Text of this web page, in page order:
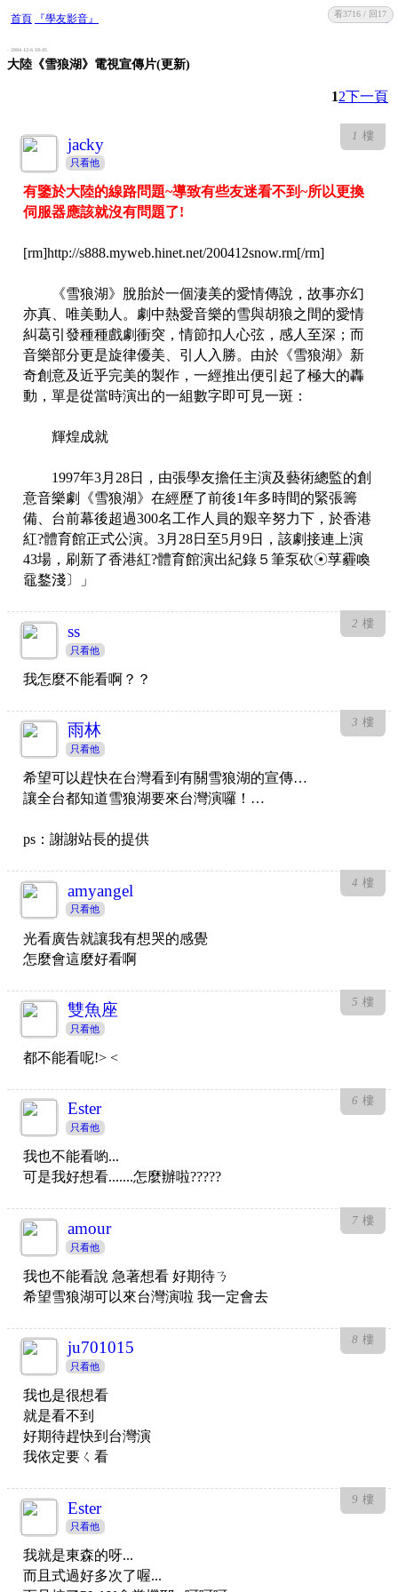
首頁 『學友影音』 收藏 回復
- 2004-12-6 10:45
大陸《雪狼湖》電視宣傳片(更新)
看3716 / 回17
12下一頁
1 樓
jacky
只看他
有鑒於大陸的線路問題~導致有些友迷看不到~所以更換
伺服器應該就沒有問題了!
[rm]http://s888.myweb.hinet.net/200412snow.rm[/rm]
《雪狼湖》脫胎於一個淒美的愛情傳說，故事亦幻
亦真、唯美動人。劇中熱愛音樂的雪與胡狼之間的愛情
糾葛引發種種戲劇衝突，情節扣人心弦，感人至深；而
音樂部分更是旋律優美、引人入勝。由於《雪狼湖》新
奇創意及近乎完美的製作，一經推出便引起了極大的轟
動，單是從當時演出的一組數字即可見一斑：
輝煌成就
1997年3月28日，由張學友擔任主演及藝術總監的創
意音樂劇《雪狼湖》在經歷了前後1年多時間的緊張籌
備、台前幕後超過300名工作人員的艱辛努力下，於香港
紅?體育館正式公演。3月28日至5月9日，該劇接連上演
43場，刷新了香港紅?體育館演出紀錄５筆泵砍☉莩霾喚
黿鍪淺〕」
2 樓
ss
只看他
我怎麼不能看啊？？
3 樓
雨林
只看他
希望可以趕快在台灣看到有關雪狼湖的宣傳…
讓全台都知道雪狼湖要來台灣演囉！…
ps：謝謝站長的提供
4 樓
amyangel
只看他
光看廣告就讓我有想哭的感覺
怎麼會這麼好看啊
5 樓
雙魚座
只看他
都不能看呢!> <
6 樓
Ester
只看他
我也不能看喲...
可是我好想看.......怎麼辦啦?????
7 樓
amour
只看他
我也不能看說 急著想看 好期待ㄋ
希望雪狼湖可以來台灣演啦 我一定會去
8 樓
ju701015
只看他
我也是很想看
就是看不到
好期待趕快到台灣演
我依定要ㄑ看
9 樓
Ester
只看他
我就是東森的呀...
而且式過好多次了喔...